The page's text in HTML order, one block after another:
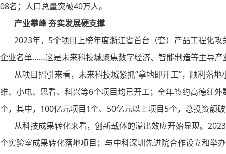
08名；人口总量突破40万人。
产业攀峰 夯实发展硬支撑
2023年，5个项目上榜年度浙江省首台（套）产品工程化攻
企业名单……这是未来科技城聚焦数字经济、智能制造等主导产
从项目招引来看，未来科技城紧抓“拿地即开工”，顺利落地
维、小电、思看、科兴等6个项目均已开工；全年签约高德红
个，其中，100亿元项目1个、50亿元以上项目5个，总投资额
从科技成果转化来看，创新载体的溢出效应开始显现。
个实验室成果转化落地项目；与中科深圳先进院合作设立和举